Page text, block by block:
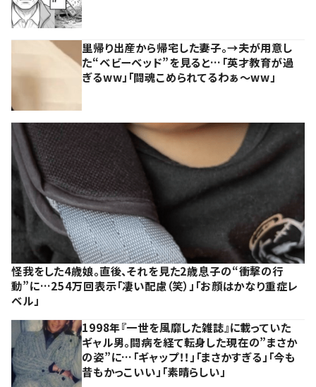
里帰り出産から帰宅した妻子。→夫が用意し
た“ベビーベッド”を見ると…「英才教育が過
ぎるww」「闘魂こめられてるわぁ～ww」
怪我をした4歳娘。直後、それを見た2歳息子の“衝撃の行
動”に…254万回表示「凄い配慮（笑）」「お顔はかなり重症レ
ベル」
1998年『一世を風靡した雑誌』に載っていた
ギャル男。闘病を経て転身した現在の”まさか
の姿”に…「ギャップ！！」「まさかすぎる」「今も
昔もかっこいい」「素晴らしい」